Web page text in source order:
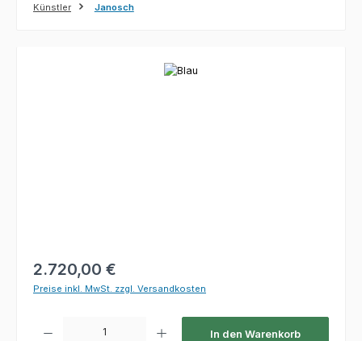
Künstler Janosch
Regulärer Preis:
2.720,00 €
Preise inkl. MwSt. zzgl. Versandkosten
In den Warenkorb